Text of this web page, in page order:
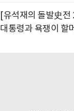
[유석재의 돌발史전
대통령과 욕쟁이 할